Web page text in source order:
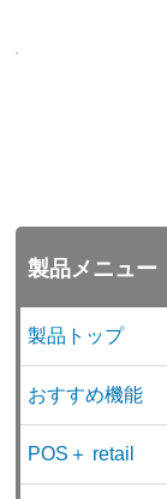
製品メニュー
製品トップ
おすすめ機能
POS＋ retail